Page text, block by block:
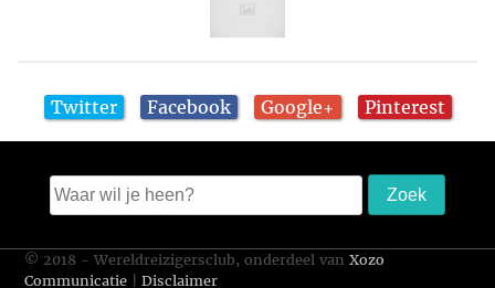
Twitter Facebook Google+ Pinterest
© 2018 - Wereldreizigersclub, onderdeel vanXozo
Communicatie |Disclaimer